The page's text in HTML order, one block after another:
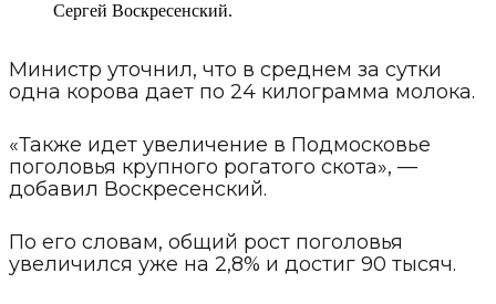
Сергей Воскресенский.
Министр уточнил, что в среднем за сутки
одна корова дает по 24 килограмма молока.
«Также идет увеличение в Подмосковье
поголовья крупного рогатого скота», —
добавил Воскресенский.
По его словам, общий рост поголовья
увеличился уже на 2,8% и достиг 90 тысяч.